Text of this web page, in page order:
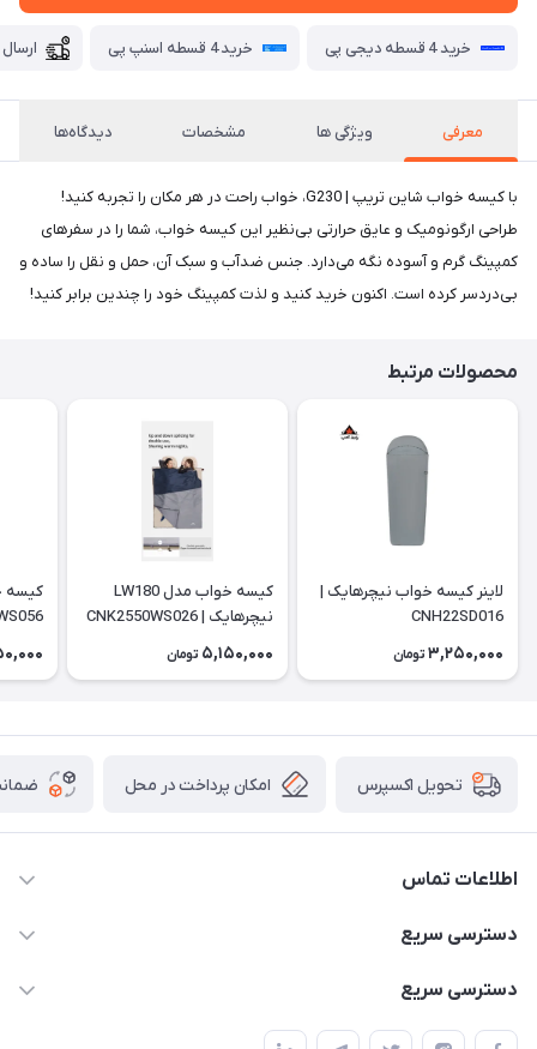
خرید 4 قسطه دیجی پی خرید 4 قسطه اسنپ پی
معرفی ویژگی ها مشخصات دیدگاه‌ها
با کیسه خواب شاین تریپ | G230، خواب راحت در هر مکان را تجربه کنید!
طراحی ارگونومیک و عایق حرارتی بی‌نظیر این کیسه خواب، شما را در سفرهای
کمپینگ گرم و آسوده نگه می‌دارد. جنس ضدآب و سبک آن، حمل و نقل را ساده و
بی‌دردسر کرده است. اکنون خرید کنید و لذت کمپینگ خود را چندین برابر کنید!
محصولات مرتبط
لاینر کیسه خواب نیچرهایک |
CNH22SD016
3,250,000 تومان
کیسه خواب مدل LW180
نیچرهایک | CNK2550WS026
5,150,000 تومان
تحویل اکسپرس امکان پرداخت در محل
اطلاعات تماس
02166456492 - 09121933405
حتما با هماهنگی قبلی
دسترسی سریع
خرید کیسه خواب
دسترسی سریع
چادر سرخپوستی